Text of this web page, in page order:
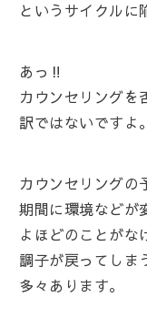
というサイクルに
あっ‼
カウンセリングを
訳ではないですよ。
カウンセリングの
期間に環境などが
よほどのことがな
調子が戻ってしま
多々あります。